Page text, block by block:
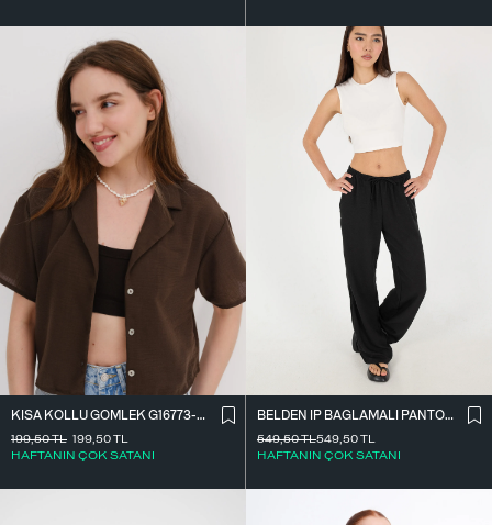
KISA KOLLU GÖMLEK G16773-Z8
199,50TL
HAFTANIN ÇOK SATANI
199,50TL
BELDEN İ̇P BAĞLAMALI PANTOLON PN16372-İ6
549,50TL
HAFTANIN ÇOK SATANI
549,50TL